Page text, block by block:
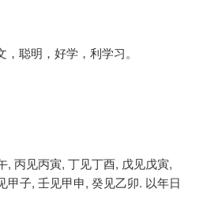
聪明，好学，利学习。
, 丙见丙寅, 丁见丁酉, 戊见戊寅,
甲子, 壬见甲申, 癸见乙卯. 以年日